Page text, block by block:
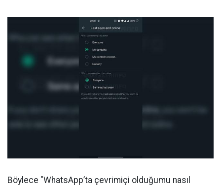
Böylece "WhatsApp’ta çevrimiçi olduğumu nasıl